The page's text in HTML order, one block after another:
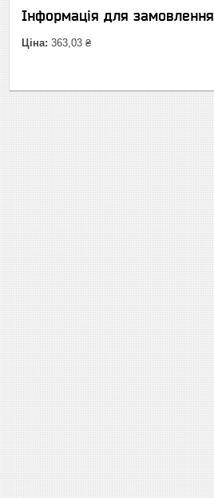
Інформація для замовлення
Ціна: 363,03 ₴